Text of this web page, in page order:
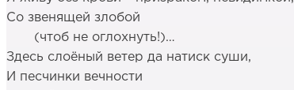
Со звенящей злобой
(чтоб не оглохнуть!)…
Здесь слоёный ветер да натиск суши,
И песчинки вечности